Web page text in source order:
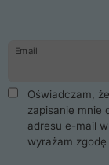
Email
Oświadczam,
zapisanie mnie
adresu e-mail
wyrażam